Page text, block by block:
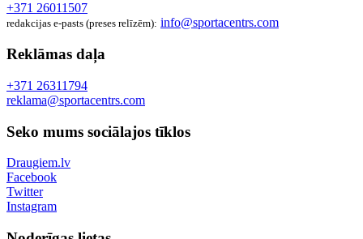
+371 26011507
redakcijas e-pasts (preses relīzēm): info@sportacentrs.com
Reklāmas daļa
+371 26311794
reklama@sportacentrs.com
Seko mums sociālajos tīklos
Draugiem.lv
Facebook
Twitter
Instagram